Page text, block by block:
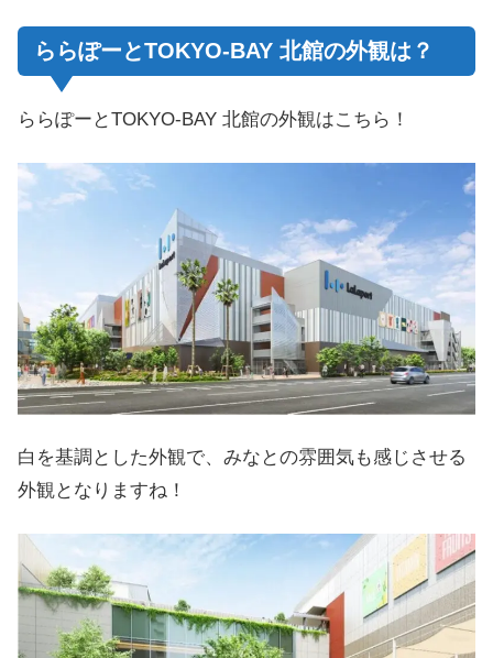
ららぽーとTOKYO-BAY 北館の外観は？
ららぽーとTOKYO-BAY 北館の外観はこちら！
白を基調とした外観で、みなとの雰囲気も感じさせる
外観となりますね！